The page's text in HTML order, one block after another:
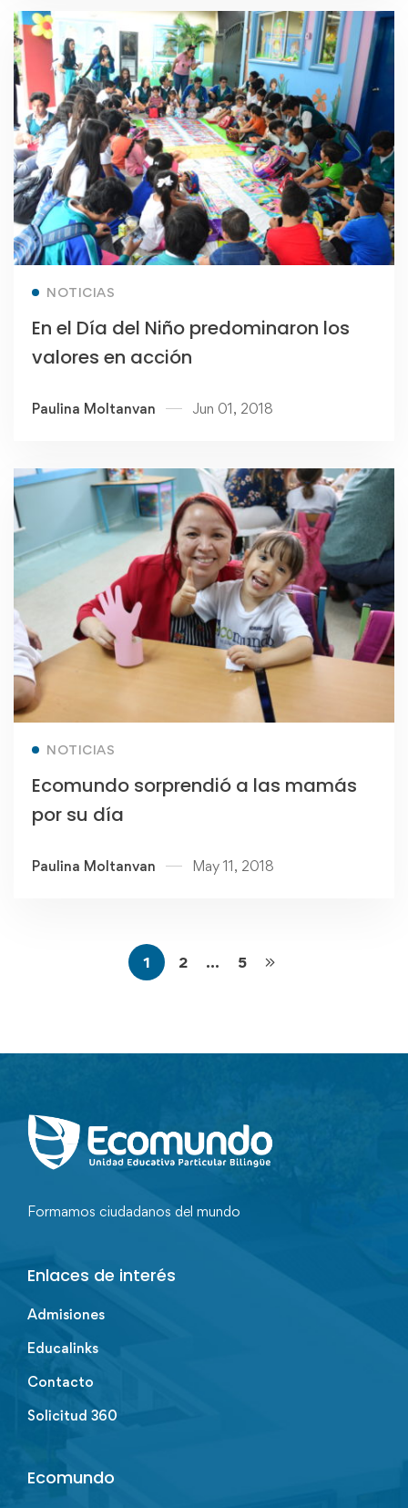
NOTICIAS
En el Día del Niño predominaron los
valores en acción
Paulina Moltanvan Jun 01, 2018
NOTICIAS
Ecomundo sorprendió a las mamás
por su día
Paulina Moltanvan May 11, 2018
1 2 … 5
Formamos ciudadanos del mundo
Enlaces de interés
Admisiones
Educalinks
Contacto
Solicitud 360
Ecomundo